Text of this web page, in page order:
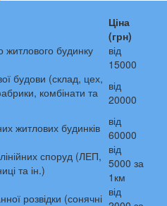
Ціна
(грн)
житлового будинку
від
15000
будови (склад, цех,
комбінати та
від
20000
житлових будинків
від
60000
споруд (ЛЕП,
та ін.)
від
5000 за
1км
розвідки (сонячні від